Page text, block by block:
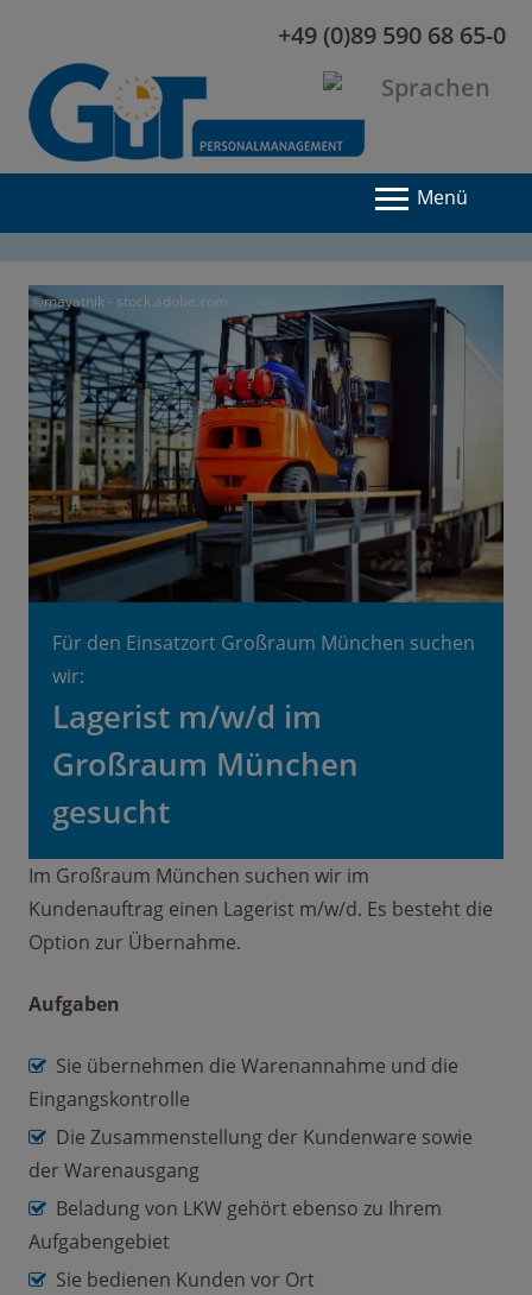
+49 (0)89 590 68 65-0
Menü
©mayatnik - stock.adobe.com
Für den Einsatzort Großraum München suchen
wir:
Lagerist m/w/d im
Großraum München
gesucht
Im Großraum München suchen wir im
Kundenauftrag einen Lagerist m/w/d. Es besteht die
Option zur Übernahme.
Aufgaben
Sie übernehmen die Warenannahme und die
Eingangskontrolle
Die Zusammenstellung der Kundenware sowie
der Warenausgang
Beladung von LKW gehört ebenso zu Ihrem
Aufgabengebiet
Sie bedienen Kunden vor Ort